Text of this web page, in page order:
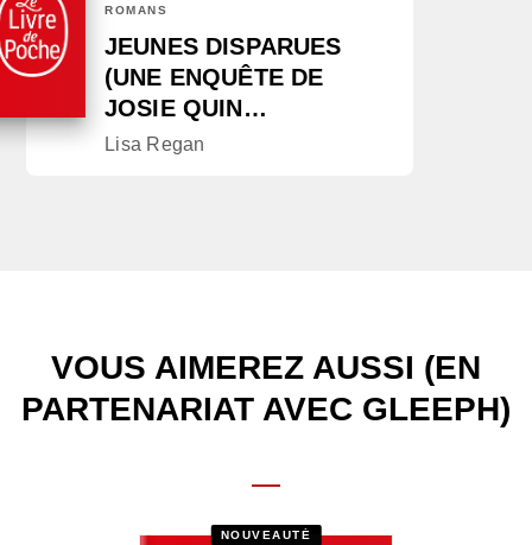
ROMANS
JEUNES DISPARUES
(UNE ENQUÊTE DE
JOSIE QUIN…
Lisa Regan
VOUS AIMEREZ AUSSI (EN
PARTENARIAT AVEC GLEEPH)
NOUVEAUTÉ